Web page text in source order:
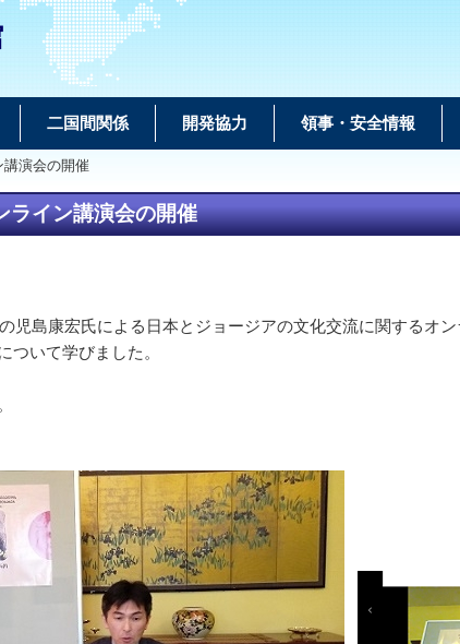
二国間関係 開発協力 領事・安全情報
講演会の開催
ライン講演会の開催
児島康宏氏による日本とジョージアの文化交流に関するオ
ついて学びました。